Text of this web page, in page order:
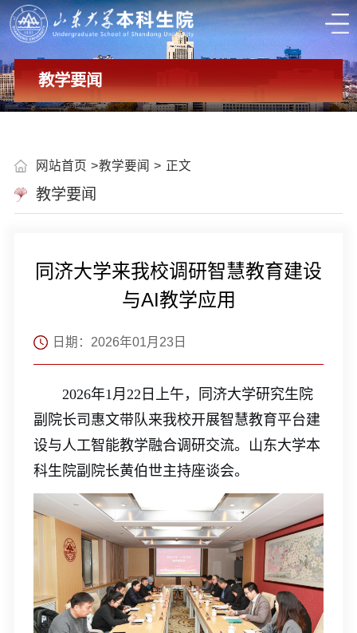
教学要闻
网站首页 教学要闻 正文
教学要闻
同济大学来我校调研智慧教育建设
与AI教学应用
日期：2026年01月23日
2026年1月22日上午，同济大学研究生院
副院长司惠文带队来我校开展智慧教育平台建
设与人工智能教学融合调研交流。山东大学本
科生院副院长黄伯世主持座谈会。